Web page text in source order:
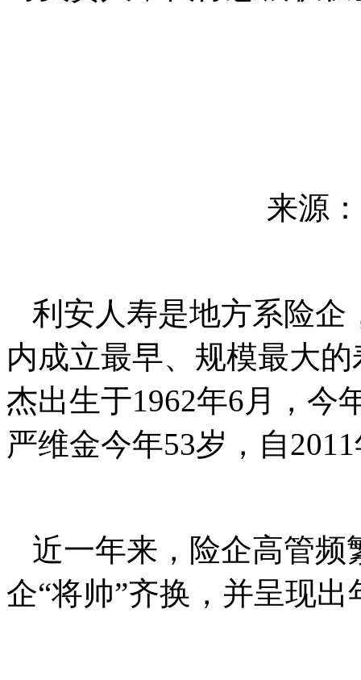
来源
利安人寿是地方系险企
内成立最早、规模最大
杰出生于1962年6月，今
严维金今年53岁，自
近一年来，险企高管频
企“将帅”齐换，并呈现